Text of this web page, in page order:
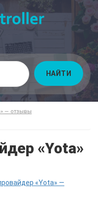
НАЙТИ
— отзывы
«Yota»
«Yota» —